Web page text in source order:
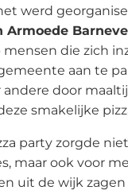
werd
Armoede
mensen die zich
aan te
andere door
smakelijke
party zorgde
maar ook voor
uit de wijk